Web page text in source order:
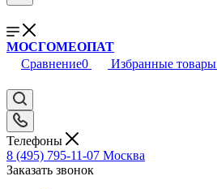
МОСГОМЕОПАТ
Сравнение0 Избранные товары
Телефоны
8 (495) 795-11-07 Москва
Заказать звонок